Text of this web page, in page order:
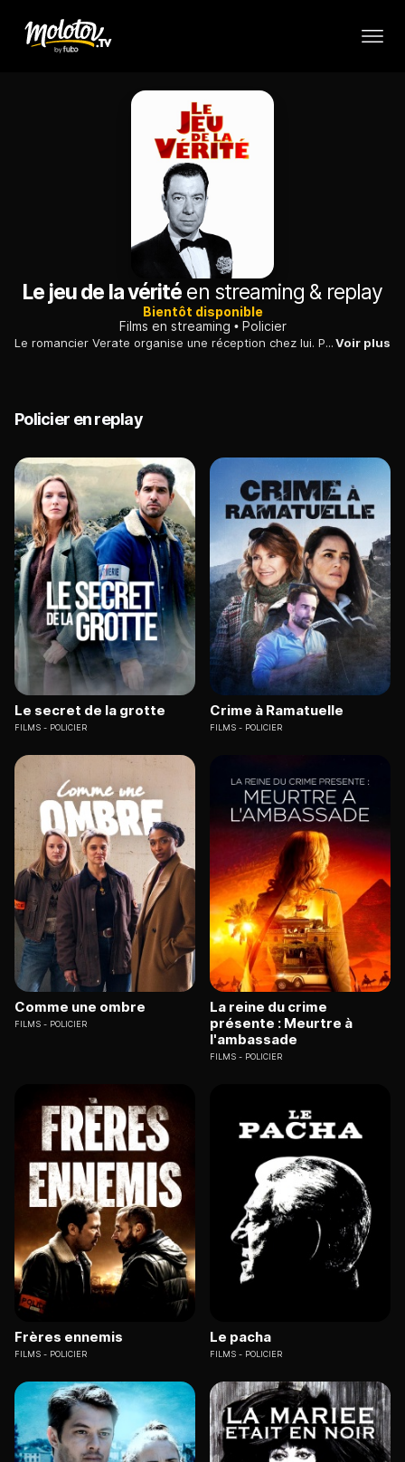
Le jeu de la vérité en streaming & replay
Bientôt disponible
Films en streaming
Policier
Le romancier Verate organise une réception chez lui. Parmi la foule des invités se trouve Porkran, un dandy cynique doublé d'un maître-chanteur. Celui-ci annonce être en possession d'un pli très compromettant pour l'un des invités. La lumière s'éteint, Porkran est assassiné.Voir plus
Policier en replay
Le secret de la grotte
FILMS POLICIER
Crime à Ramatuelle
FILMS POLICIER
Comme une ombre
FILMS POLICIER
La reine du crime
présente : Meurtre à
l'ambassade
FILMS POLICIER
Frères ennemis
FILMS POLICIER
Le pacha
FILMS POLICIER